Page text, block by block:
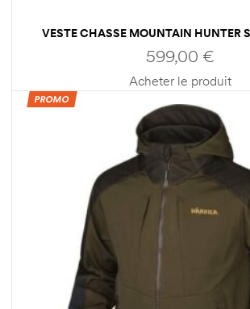
VESTE CHASSE MOUNTAIN HUNTER
HOMME HARKILA
599,00 €
Acheter le produit
PROMO